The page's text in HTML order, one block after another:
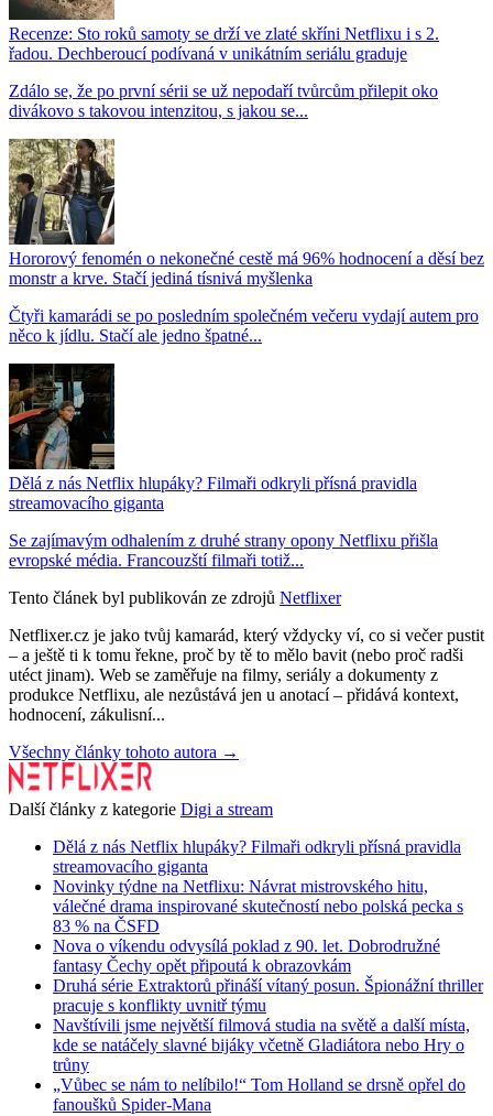
Recenze: Sto roků samoty se drží ve zlaté skříni Netflixu i s 2.
řadou. Dechberoucí podívaná v unikátním seriálu graduje
Zdálo se, že po první sérii se už nepodaří tvůrcům přilepit oko
divákovo s takovou intenzitou, s jakou se...
Hororový fenomén o nekonečné cestě má 96% hodnocení a děsí bez
monstr a krve. Stačí jediná tísnivá myšlenka
Čtyři kamarádi se po posledním společném večeru vydají autem pro
něco k jídlu. Stačí ale jedno špatné...
Dělá z nás Netflix hlupáky? Filmaři odkryli přísná pravidla
streamovacího giganta
Se zajímavým odhalením z druhé strany opony Netflixu přišla
evropské média. Francouzští filmaři totiž...
Tento článek byl publikován ze zdrojů Netflixer
Netflixer.cz je jako tvůj kamarád, který vždycky ví, co si večer pustit
– a ještě ti k tomu řekne, proč by tě to mělo bavit (nebo proč radši
utéct jinam). Web se zaměřuje na filmy, seriály a dokumenty z
produkce Netflixu, ale nezůstává jen u anotací – přidává kontext,
hodnocení, zákulisní...
Všechny články tohoto autora →
Další články z kategorie Digi a stream
Dělá z nás Netflix hlupáky? Filmaři odkryli přísná pravidla
streamovacího giganta
Novinky týdne na Netflixu: Návrat mistrovského hitu,
válečné drama inspirované skutečností nebo polská pecka s
83 % na ČSFD
Nova o víkendu odvysílá poklad z 90. let. Dobrodružné
fantasy Čechy opět připoutá k obrazovkám
Druhá série Extraktorů přináší vítaný posun. Špionážní thriller
pracuje s konflikty uvnitř týmu
Navštívili jsme největší filmová studia na světě a další místa,
kde se natáčely slavné bijáky včetně Gladiátora nebo Hry o
trůny
„Vůbec se nám to nelíbilo!“ Tom Holland se drsně opřel do
fanoušků Spider-Mana